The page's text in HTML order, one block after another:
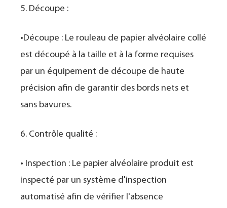
5. Découpe :
•Découpe : Le rouleau de papier alvéolaire collé
est découpé à la taille et à la forme requises
par un équipement de découpe de haute
précision afin de garantir des bords nets et
sans bavures.
6. Contrôle qualité :
• Inspection : Le papier alvéolaire produit est
inspecté par un système d'inspection
automatisé afin de vérifier l'absence